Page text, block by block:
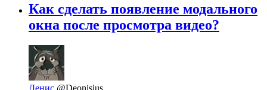
Как сделать появление модального
окна после просмотра видео?
Денис @Deonisius